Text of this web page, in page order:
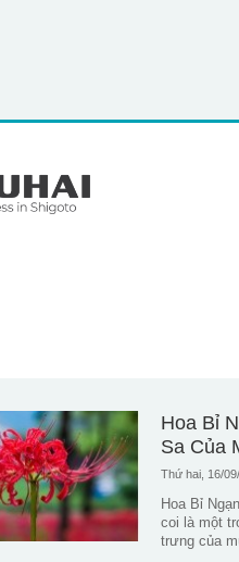
Hoa Bỉ
Sa Của
Thứ hai, 16/
Hoa Bỉ
coi là một
trưng của